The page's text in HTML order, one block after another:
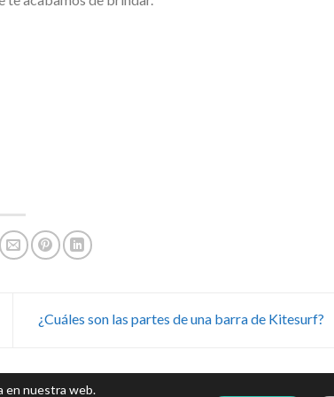
¿Cuáles son las partes de una barra de Kitesurf?
en nuestra web.